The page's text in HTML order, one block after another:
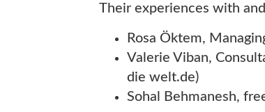
Their experiences with
Rosa Öktem,
Valerie Viban,
die welt.de)
Sohal Behmanesh,